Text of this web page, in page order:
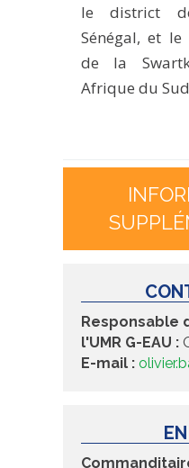
le district
Sénégal, et le
de la
Afrique du Sud
Responsable
l'UMR G-EAU :
E-mail :